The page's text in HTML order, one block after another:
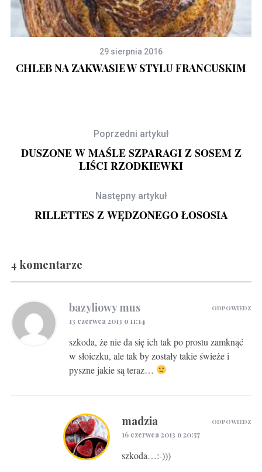
29 sierpnia 2016
CHLEB NA ZAKWASIE W STYLU FRANCUSKIM
Gravlax w ginie
Poprzedni artykuł
DUSZONE W MAŚLE SZPARAGI Z SOSEM Z
LIŚCI RZODKIEWKI
Następny artykuł
RILLETTES Z WĘDZONEGO ŁOSOSIA
4 komentarze
bazyliowy mus
13 czerwca 2013 o 11:14
szkoda, że nie da się ich tak po prostu zamknąć
w słoiczku, ale tak by zostały takie świeże i
pyszne jakie są teraz…
ODPOWIEDZ
madzia
16 czerwca 2013 o 20:57
szkoda…:-)))
ODPOWIEDZ